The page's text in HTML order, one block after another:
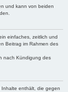
und kann von beiden
einfaches, zeitlich und
Beitrag im Rahmen des
nach Kündigung des
Inhalte enthält, die gegen